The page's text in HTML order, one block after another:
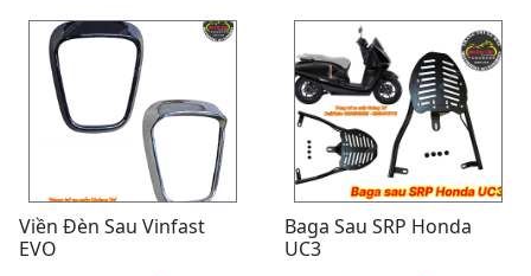
Viền Đèn Sau Vinfast
EVO
Baga Sau SRP Honda
UC3